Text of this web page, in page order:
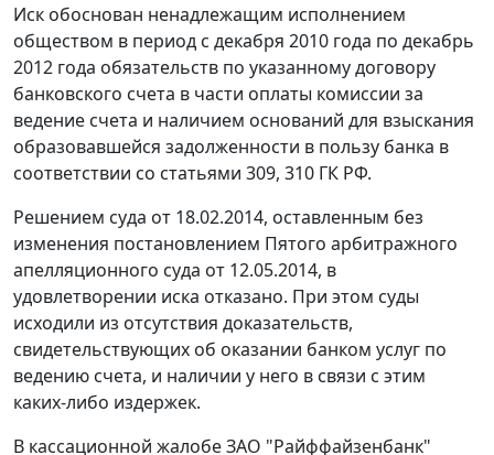
Иск обоснован ненадлежащим исполнением
обществом в период с декабря 2010 года по декабрь
2012 года обязательств по указанному договору
банковского счета в части оплаты комиссии за
ведение счета и наличием оснований для взыскания
образовавшейся задолженности в пользу банка в
соответствии со статьями 309, 310 ГК РФ.
Решением суда от 18.02.2014, оставленным без
изменения постановлением Пятого арбитражного
апелляционного суда от 12.05.2014, в
удовлетворении иска отказано. При этом суды
исходили из отсутствия доказательств,
свидетельствующих об оказании банком услуг по
ведению счета, и наличии у него в связи с этим
каких-либо издержек.
В кассационной жалобе ЗАО "Райффайзенбанк"